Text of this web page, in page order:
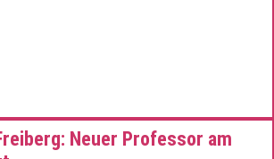
Neuer Professor am